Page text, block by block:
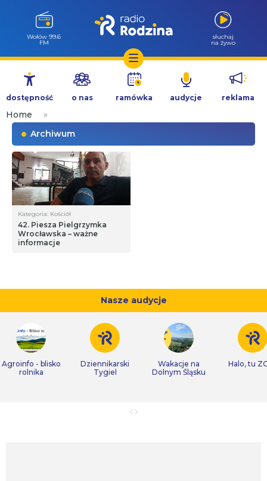
Przejdź
treści
Wołów 99.6
FM
słuchaj
na żywo
dostępność o nas ramówka audycje reklama
Home
»
Archiwum
Kategoria: Kościół
42. Piesza Pielgrzymka
Wrocławska – ważne
informacje
Nasze audycje
Agroinfo - blisko
rolnika
Dziennikarski
Tygiel
Wakacje na
Dolnym Śląsku
Halo, tu